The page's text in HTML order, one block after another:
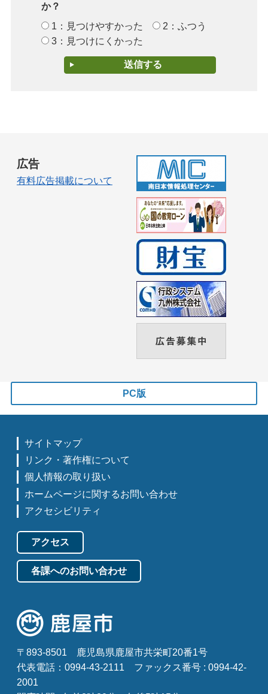
か？
1：見つけやすかった
2：ふつう
3：見つけにくかった
広告
有料広告掲載について
PC版
サイトマップ
リンク・著作権について
個人情報の取り扱い
ホームページに関するお問い合わせ
アクセシビリティ
アクセス
各課へのお問い合わせ
〒893-8501
鹿児島県鹿屋市共栄町20番1号
代表電話：0994-43-2111
ファックス番号 : 0994-42-
2001